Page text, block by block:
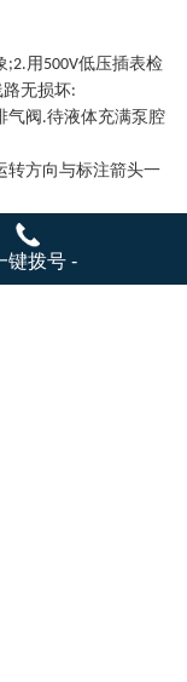
;2.用 500V低压插表检
无损坏:
气阀.待液体充满泵腔
转方向与标注箭头一
。
键拨号 -